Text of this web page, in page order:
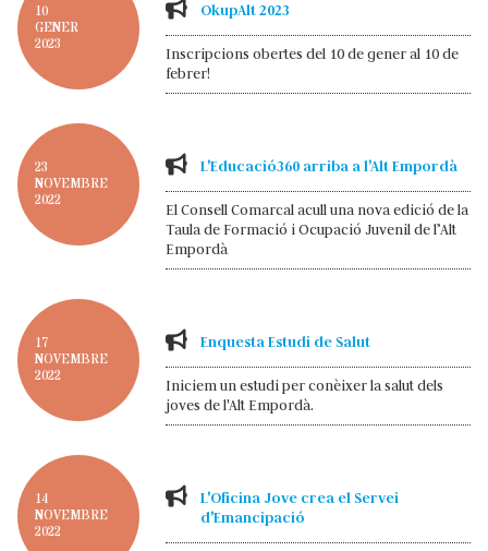
10
GENER
2023
OkupAlt 2023
Inscripcions obertes del 10 de gener al 10 de
febrer!
23
NOVEMBRE
2022
L'Educació360 arriba a l'Alt Empordà
El Consell Comarcal acull una nova edició de la
Taula de Formació i Ocupació Juvenil de l’Alt
Empordà
17
NOVEMBRE
2022
Enquesta Estudi de Salut
Iniciem un estudi per conèixer la salut dels
joves de l'Alt Empordà.
14
NOVEMBRE
2022
L'Oficina Jove crea el Servei
d'Emancipació